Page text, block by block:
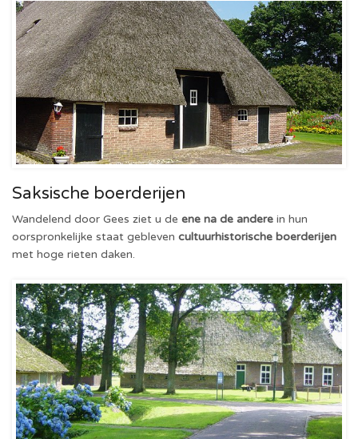
Saksische boerderijen
Wandelend door Gees ziet u de ene na de andere in hun
oorspronkelijke staat gebleven cultuurhistorische boerderijen
met hoge rieten daken.